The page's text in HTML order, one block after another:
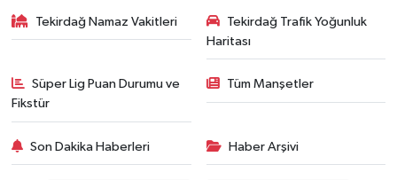
Tekirdağ Namaz Vakitleri
Tekirdağ Trafik Yoğunluk
Haritası
Süper Lig Puan Durumu ve
Fikstür
Tüm Manşetler
Son Dakika Haberleri Haber Arşivi